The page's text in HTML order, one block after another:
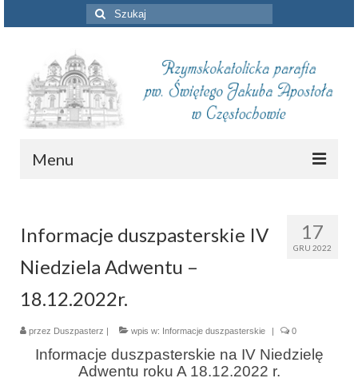
Szuklaj
w:
Menu
Intencje mszalne
Informacje duszpasterskie
Piszą o nas
Remont kościoła
17
GRU 2022
Informacje duszpasterskie IV
Niedziela Adwentu –
18.12.2022r.
przez Duszpasterz wpis w: Informacje duszpasterskie 0
Informacje duszpasterskie na IV Niedzielę
Adwentu roku A 18.12.2022 r.